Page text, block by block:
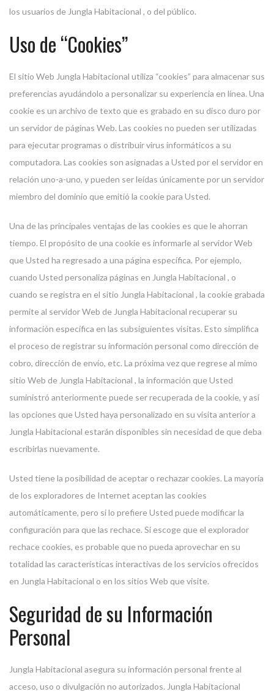
los usuarios de Jungla Habitacional , o del público.
Uso de “Cookies”
El sitio Web Jungla Habitacional utiliza “cookies” para almacenar sus
preferencias ayudándolo a personalizar su experiencia en línea. Una
cookie es un archivo de texto que es grabado en su disco duro por
un servidor de páginas Web. Las cookies no pueden ser utilizadas
para ejecutar programas o distribuir virus informáticos a su
computadora. Las cookies son asignadas a Usted por el servidor en
relación uno-a-uno, y pueden ser leídas únicamente por un servidor
miembro del dominio que emitió la cookie para Usted.
Una de las principales ventajas de las cookies es que le ahorran
tiempo. El propósito de una cookie es informarle al servidor Web
que Usted ha regresado a una página específica. Por ejemplo,
cuando Usted personaliza páginas en Jungla Habitacional , o
cuando se registra en el sitio Jungla Habitacional , la cookie grabada
permite al servidor Web de Jungla Habitacional recuperar su
información específica en las subsiguientes visitas. Esto simplifica
el proceso de registrar su información personal como dirección de
cobro, dirección de envío, etc. La próxima vez que regrese al mimo
sitio Web de Jungla Habitacional , la información que Usted
suministró anteriormente puede ser recuperada de la cookie, y así
las opciones que Usted haya personalizado en su visita anterior a
Jungla Habitacional estarán disponibles sin necesidad de que deba
escribirlas nuevamente.
Usted tiene la posibilidad de aceptar o rechazar cookies. La mayoría
de los exploradores de Internet aceptan las cookies
automáticamente, pero si lo prefiere Usted puede modificar la
configuración para que las rechace. Si escoge que el explorador
rechace cookies, es probable que no pueda aprovechar en su
totalidad las características interactivas de los servicios ofrecidos
en Jungla Habitacional o en los sitios Web que visite.
Seguridad de su Información
Personal
Jungla Habitacional asegura su información personal frente al
acceso, uso o divulgación no autorizados. Jungla Habitacional